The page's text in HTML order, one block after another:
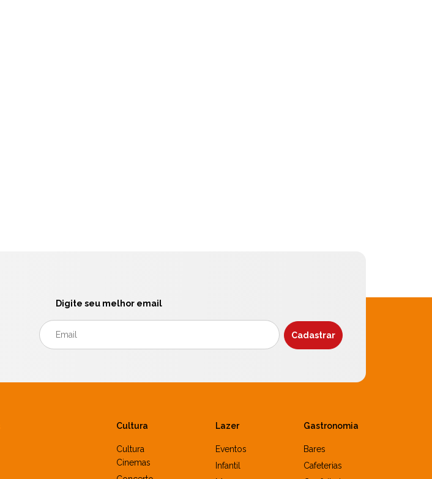
Digite seu melhor email
Cultura
Cultura
Cinemas
Lazer
Eventos
Infantil
Gastronomia
Bares
Cafeterias